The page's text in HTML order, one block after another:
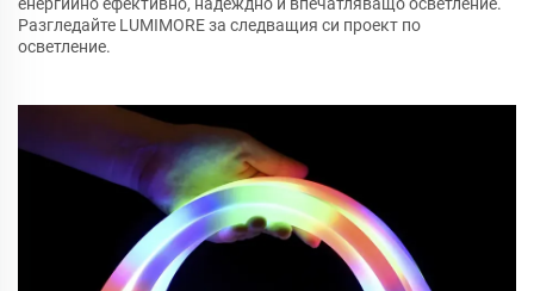
Разгледайте LUMIMORE за следващия си проект по
осветление.